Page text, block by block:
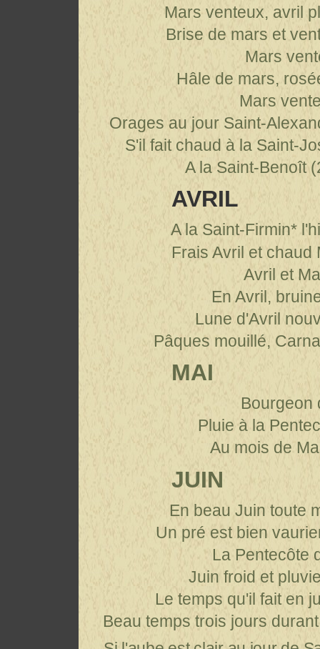
Mars venteux, avril
Brise de mars et
Mars
Hâle de mars,
Mars
Orages au jour Saint-
S'il fait chaud à la Saint-
A la Saint-Benoît
AVRIL
Ala Saint-Firmin*
Frais Avril et chaud
Avril et
En Avril,
Lune d'Avril
Pâques mouillé,
MAI
Bourgeon
Pluie à la
Au mois de
JUIN
En beau Juin toute
Un pré est bien
La Pentecôte
Juin froid et
Le temps qu'il fait en
Beau temps trois jours